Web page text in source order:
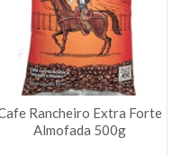
Rancheiro Extra Forte
Almofada 500g